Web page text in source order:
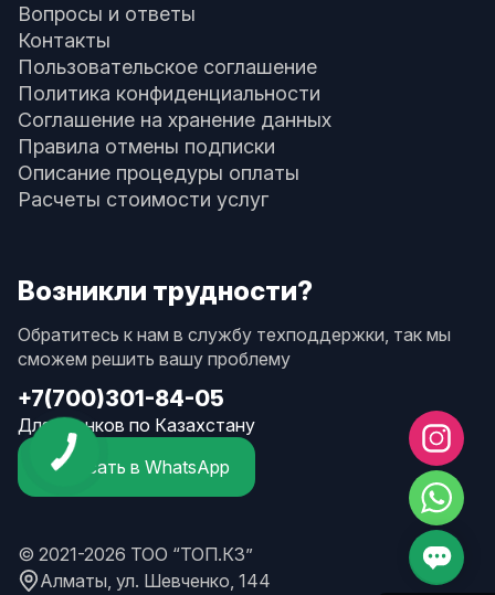
Вопросы и ответы
Контакты
Пользовательское соглашение
Политика конфиденциальности
Соглашение на хранение данных
Правила отмены подписки
Описание процедуры оплаты
Расчеты стоимости услуг
Возникли трудности?
Обратитесь к нам в службу техподдержки, так мы
сможем решить вашу проблему
+7(700)301-84-05
Для звонков по Казахстану
Написать в WhatsApp
© 2021-2026 ТОО “ТОП.КЗ”
Алматы, ул. Шевченко, 144